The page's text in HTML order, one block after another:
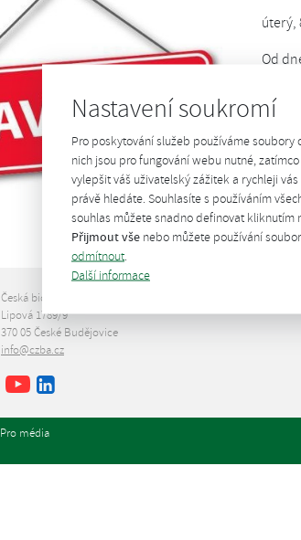
Nastavení soukromí
Pro poskytování služeb používáme soubory
nich jsou pro fungování webu nutné,
vylepšit váš uživatelský zážitek a rychleji
právě hledáte. Souhlasíte s používáním
souhlas můžete snadno definovat kliknutím
Přijmout vše nebo můžete používání
odmítnout.
Další informace
úterý,
Od
Česká bioplynová asociace
Lipová 1789/9
370 05 České Budějovice
info@czba.cz
Facebook
Youtube
Pro média